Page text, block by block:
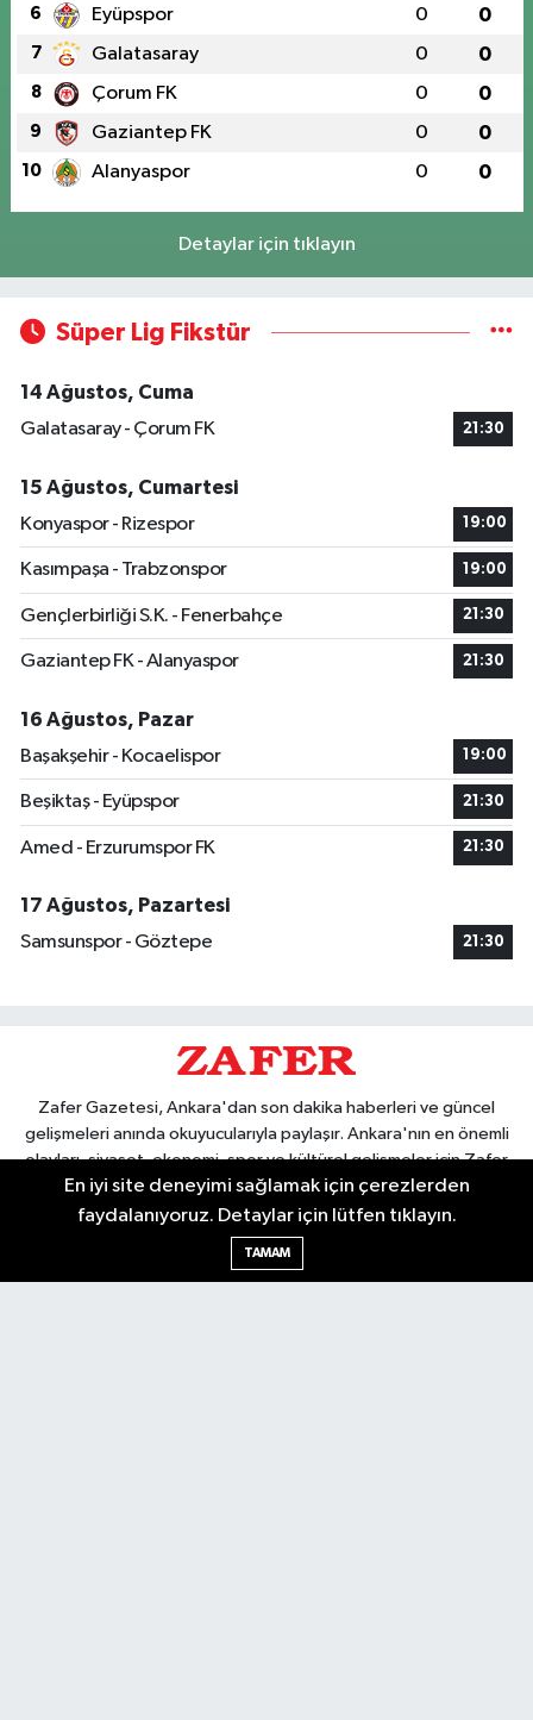
6 Eyüpspor 0 0
7 Galatasaray 0 0
8 Çorum FK 0 0
9 Gaziantep FK 0 0
10 Alanyaspor 0 0
Detaylar için tıklayın
Süper Lig Fikstür
14 Ağustos, Cuma
Galatasaray - Çorum FK
21:30
15 Ağustos, Cumartesi
Konyaspor - Rizespor
19:00
Kasımpaşa - Trabzonspor 19:00
Gençlerbirliği S.K. - Fenerbahçe 21:30
Gaziantep FK - Alanyaspor 21:30
16 Ağustos, Pazar
Başakşehir - Kocaelispor
19:00
Beşiktaş - Eyüpspor 21:30
Amed - Erzurumspor FK 21:30
17 Ağustos, Pazartesi
Samsunspor - Göztepe
21:30
Zafer Gazetesi, Ankara'dan son dakika haberleri ve güncel
gelişmeleri anında okuyucularıyla paylaşır. Ankara'nın en önemli
olayları, siyaset, ekonomi, spor ve kültürel gelişmeler için Zafer
Gazetesi'ni takip edin. Başkentin güvendiği haber kaynağı.
En iyi site deneyimi sağlamak için çerezlerden
faydalanıyoruz. Detaylar için lütfen tıklayın.
TAMAM